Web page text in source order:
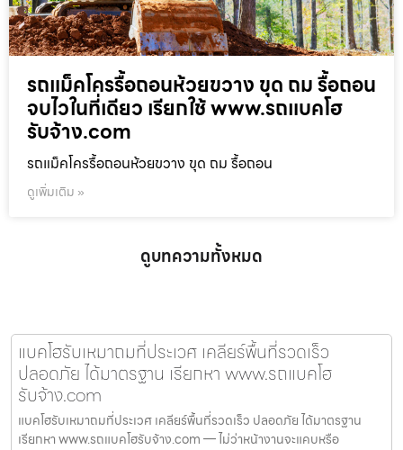
รถแม็คโครรื้อถอนห้วยขวาง ขุด ถม รื้อถอน
จบไวในที่เดียว เรียกใช้ www.รถแบคโฮ
รับจ้าง.com
รถแม็คโครรื้อถอนห้วยขวาง ขุด ถม รื้อถอน
ดูเพิ่มเติม »
ดูบทความทั้งหมด
แบคโฮรับเหมาถมที่ประเวศ เคลียร์พื้นที่รวดเร็ว
ปลอดภัย ได้มาตรฐาน เรียกหา www.รถแบคโฮ
รับจ้าง.com
แบคโฮรับเหมาถมที่ประเวศ เคลียร์พื้นที่รวดเร็ว ปลอดภัย ได้มาตรฐาน
เรียกหา www.รถแบคโฮรับจ้าง.com — ไม่ว่าหน้างานจะแคบหรือ